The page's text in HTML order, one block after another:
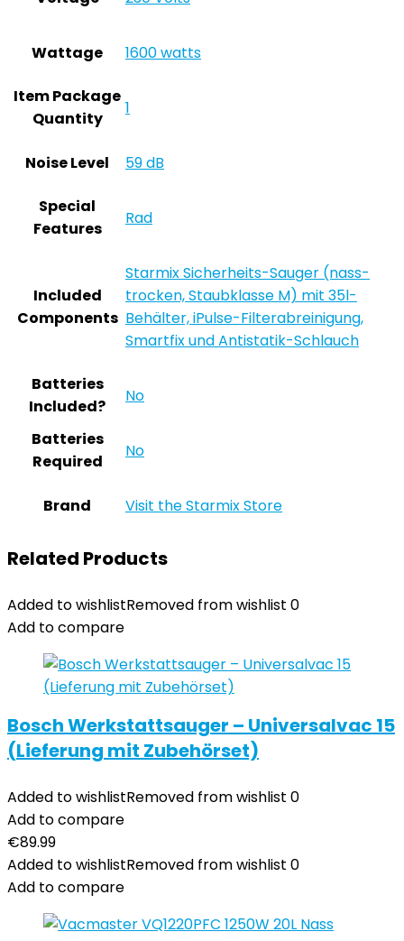
Wattage ‎1600 watts
Item Package
Quantity
‎1
Noise Level ‎59 dB
Special
Features
‎Rad
Included
Components
‎Starmix Sicherheits-Sauger (nass-
trocken, Staubklasse M) mit 35l-
Behälter, iPulse-Filterabreinigung,
Smartfix und Antistatik-Schlauch
Batteries
Included?
‎No
Batteries
Required
‎No
Brand Visit the Starmix Store
Related Products
Added to wishlistRemoved from wishlist 0
Add to compare
Bosch Werkstattsauger – Universalvac 15
(Lieferung mit Zubehörset)
Added to wishlistRemoved from wishlist 0
Add to compare
€89.99
Added to wishlistRemoved from wishlist 0
Add to compare